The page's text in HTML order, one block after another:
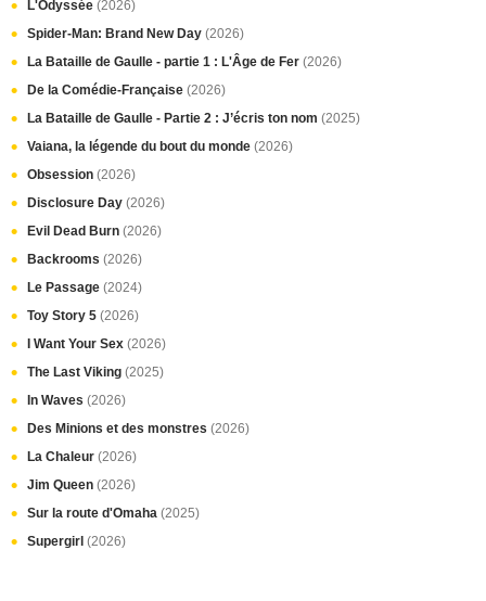
L'Odyssée (2026)
Spider-Man: Brand New Day (2026)
La Bataille de Gaulle - partie 1 : L'Âge de Fer (2026)
De la Comédie-Française (2026)
La Bataille de Gaulle - Partie 2 : J’écris ton nom (2025)
Vaiana, la légende du bout du monde (2026)
Obsession (2026)
Disclosure Day (2026)
Evil Dead Burn (2026)
Backrooms (2026)
Le Passage (2024)
Toy Story 5 (2026)
I Want Your Sex (2026)
The Last Viking (2025)
In Waves (2026)
Des Minions et des monstres (2026)
La Chaleur (2026)
Jim Queen (2026)
Sur la route d'Omaha (2025)
Supergirl (2026)